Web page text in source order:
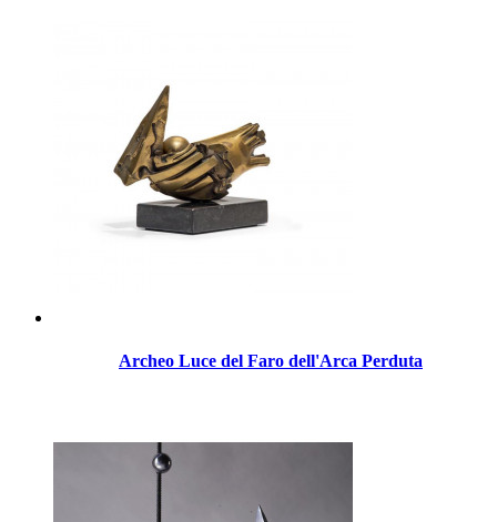
Archeo Luce del Faro dell'Arca Perduta